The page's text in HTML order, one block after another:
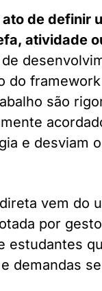
ato de definir
atividade
do
são
e desviam
vem do
por
estudantes
demandas